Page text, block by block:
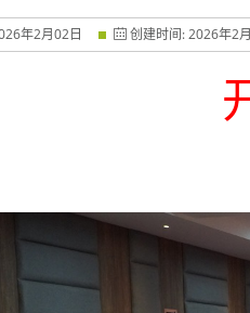
年2月02日 创建时间:2026年2